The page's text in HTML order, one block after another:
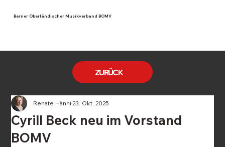
Berner Oberländischer Musikverband BOMV
Cyrill Beck neu im Vorstand
BOMV
Renate Hänni23. Okt. 2025
ZURÜCK